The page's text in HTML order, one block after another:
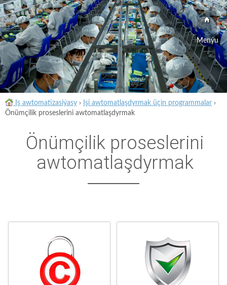
Menýu
Iş awtomatizasiýasy › Işi awtomatlaşdyrmak üçin programmalar ›
Önümçilik proseslerini awtomatlaşdyrmak
Önümçilik proseslerini
awtomatlaşdyrmak